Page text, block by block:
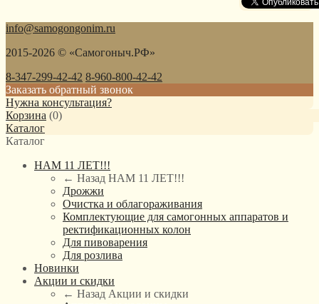
info@samogongonim.ru
2015-2026 © «Самогоныч.РФ»
8-347-299-42-42 8-960-800-42-42
Заказать обратный звонок
Нужна консультация?
Корзина (0)
Каталог
Каталог
НАМ 11 ЛЕТ!!!
← Назад НАМ 11 ЛЕТ!!!
Дрожжи
Очистка и облагораживания
Комплектующие для самогонных аппаратов и
ректификационных колон
Для пивоварения
Для розлива
Новинки
Акции и скидки
← Назад Акции и скидки